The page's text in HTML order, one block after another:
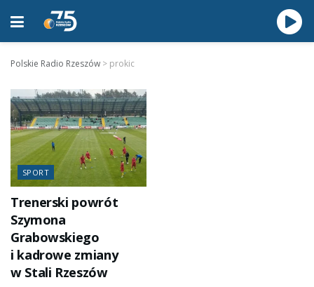
Polskie Radio Rzeszów > prokic
SPORT
Trenerski powrót
Szymona
Grabowskiego
i kadrowe zmiany
w Stali Rzeszów